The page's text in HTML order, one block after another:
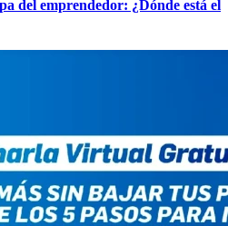
del emprendedor: ¿Dónde está el